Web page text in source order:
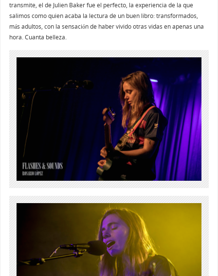
transmite, el de Julien Baker fue el perfecto, la experiencia de la que
salimos como quien acaba la lectura de un buen libro: transformados,
más adultos, con la sensación de haber vivido otras vidas en apenas una
hora. Cuanta belleza.